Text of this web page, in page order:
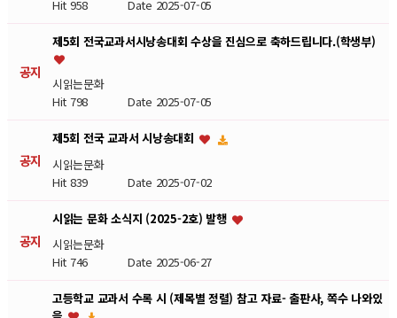
Hit 958Date 2025-07-05
공지
제5회 전국교과서시낭송대회 수상을 진심으로 축하드립니다.(학생부)
시읽는문화
Hit 798Date 2025-07-05
공지
제5회 전국 교과서 시낭송대회
시읽는문화
Hit 839Date 2025-07-02
공지
시읽는 문화 소식지 (2025-2호) 발행
시읽는문화
Hit 746Date 2025-06-27
고등학교 교과서 수록 시 (제목별 정렬) 참고 자료- 출판사, 쪽수 나와있